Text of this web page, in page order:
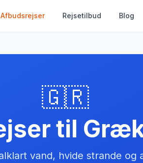
Afbudsrejser Rejsetilbud Blog
🇬🇷
til
vand, hvide strande og